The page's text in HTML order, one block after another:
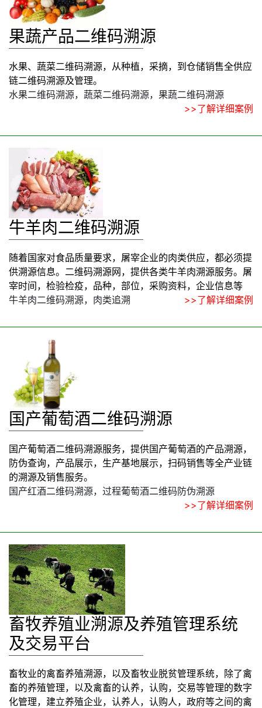
果蔬产品二维码溯源
水果、蔬菜二维码溯源，从种植，采摘，到仓储销售全供应
链二维码溯源及管理。
水果二维码溯源，蔬菜二维码溯源，果蔬二维码溯源
>>了解详细案例
牛羊肉二维码溯源
随着国家对食品质量要求，屠宰企业的肉类供应，都必须提
供溯源信息。二维码溯源网，提供各类牛羊肉溯源服务。屠
宰时间，检验检疫，品种，部位，采购资料，企业信息等
牛羊肉二维码溯源，肉类追溯
>>了解详细案例
国产葡萄酒二维码溯源
国产葡萄酒二维码溯源服务，提供国产葡萄酒的产品溯源，
防伪查询，产品展示，生产基地展示，扫码销售等全产业链
的溯源及销售服务。
国产红酒二维码溯源，过程葡萄酒二维码防伪溯源
>>了解详细案例
畜牧养殖业溯源及养殖管理系统
及交易平台
畜牧业的禽畜养殖溯源，以及畜牧业脱贫管理系统，除了禽
畜的养殖管理，以及禽畜的认养，认购，交易等管理的数字
化管理，建立养殖企业，认养人，认购人，政府等之间的禽